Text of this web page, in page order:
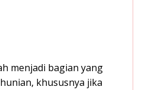
menjadi bagian yang
khususnya jika